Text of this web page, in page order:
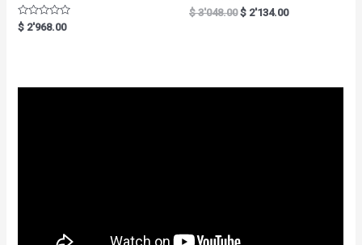
R
a
$ 2'968.00
R
a
t
$3'048.00 $ 2'134.00